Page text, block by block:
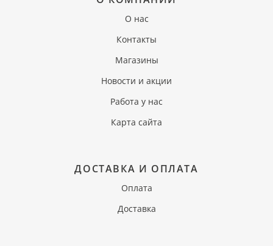
О нас
Контакты
Магазины
Новости и акции
Работа у нас
Карта сайта
ДОСТАВКА И ОПЛАТА
Оплата
Доставка